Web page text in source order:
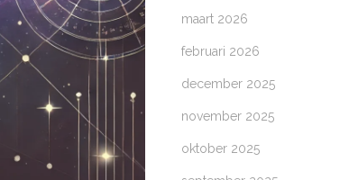
maart 2026
februari 2026
december 2025
november 2025
oktober 2025